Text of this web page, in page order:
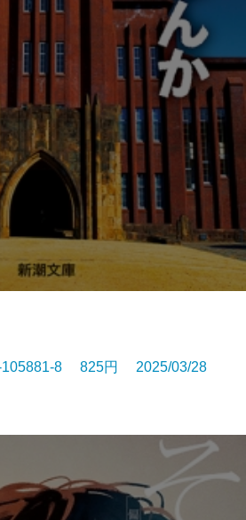
105881-8 825円 2025/03/28